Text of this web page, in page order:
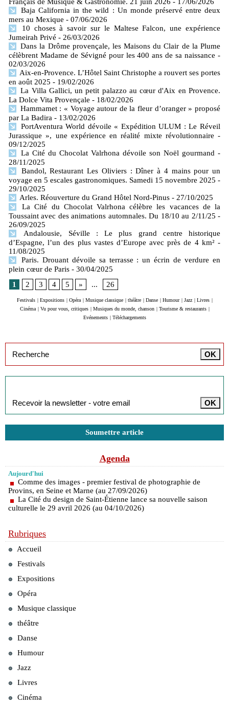
Baja California in the wild : Un monde préservé entre deux
mers​ au Mexique - 07/06/2026
10 choses à savoir sur le Maltese Falcon, une expérience
Jumeirah Privé - 26/03/2026
Dans la Drôme provençale, les Maisons du Clair de la Plume
célèbrent Madame de Sévigné pour les 400 ans de sa naissance -
02/03/2026
Aix-en-Provence. L’Hôtel Saint Christophe a rouvert ses portes
en août 2025 - 19/02/2026
La Villa Gallici, un petit palazzo au cœur d'Aix en Provence.
La Dolce Vita Provençale - 18/02/2026
Hammamet : « Voyage autour de la fleur d’oranger » proposé
par La Badira - 13/02/2026
PortAventura World dévoile « Expédition ULUM : Le Réveil
Jurassique », une expérience en réalité mixte révolutionnaire -
09/12/2025
La Cité du Chocolat Valrhona dévoile son Noël gourmand -
28/11/2025
Bandol, Restaurant Les Oliviers : Dîner à 4 mains pour un
voyage en 5 escales gastronomiques. Samedi 15 novembre 2025 -
29/10/2025
Arles. Réouverture du Grand Hôtel Nord-Pinus - 27/10/2025
La Cité du Chocolat Valrhona célèbre les vacances de la
Toussaint avec des animations automnales. Du 18/10 au 2/11/25 -
26/09/2025
Andalousie, Séville : Le plus grand centre historique
d’Espagne, l’un des plus vastes d’Europe avec près de 4 km² -
11/08/2025
Paris. Drouant dévoile sa terrasse : un écrin de verdure en
plein cœur de Paris - 30/04/2025
1
2 3 4 5 » ... 26
Festivals Expositions Opéra Musique classique théâtre Danse Humour Jazz Livres
Cinéma
Vu pour vous, critiques Musiques du monde, chanson Tourisme & restaurants
Evénements
Téléchargements
Soumettre article
Agenda
Aujourd'hui
Comme des images - premier festival de photographie de
Provins, en Seine et Marne (au 27/09/2026)
La Cité du design de Saint-Étienne lance sa nouvelle saison
culturelle le 29 avril 2026 (au 04/10/2026)
Rubriques
Accueil
Festivals
Expositions
Opéra
Musique classique
théâtre
Danse
Humour
Jazz
Livres
Cinéma